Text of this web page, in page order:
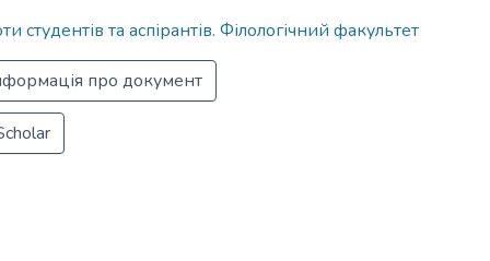
студентів та аспірантів. Філологічний факультет
про документ